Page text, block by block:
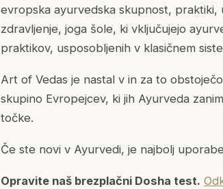
evropska ayurvedska skupnost, praktiki,
zdravljenje, joga šole, ki vključujejo
praktikov, usposobljenih v klasičnem
Art of Vedas je nastal v in za to
skupino Evropejcev, ki jih Ayurveda
točke.
Če ste novi v Ayurvedi, je najbolj
Opravite naš brezplačni Dosha test.